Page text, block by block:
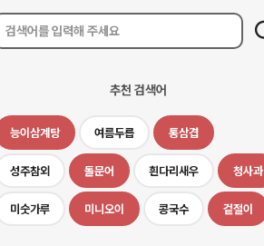
추천 검색어
능이삼계탕 여름두릅 통삼겹
성주참외 돌문어 흰다리새우 청사과
미숫가루 미니오이 콩국수 겉절이